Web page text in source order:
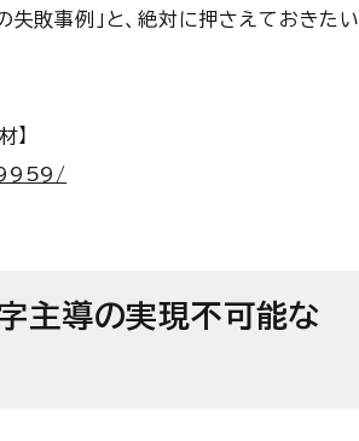
失敗事例」と、絶対に押さえておきたい
主導の実現不可能な